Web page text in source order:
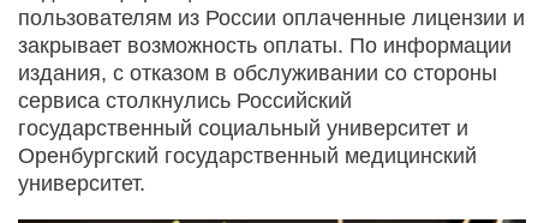
пользователям из России оплаченные лицензии и
закрывает возможность оплаты. По информации
издания, с отказом в обслуживании со стороны
сервиса столкнулись Российский
государственный социальный университет и
Оренбургский государственный медицинский
университет.